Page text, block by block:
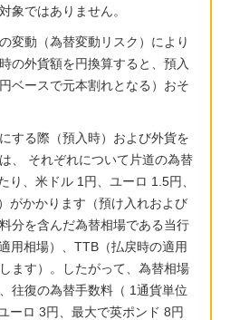
象ではありません。
変動（為替変動リスク）により
の外貨額を円換算すると、預入
ベースで元本割れとなる）おそ
する際（預入時）および外貨を
、 それぞれについて片道の為替
り、米ドル 1円、ユーロ 1.5円、
がかかります（預け入れおよび
分を含んだ為替相場である当行
用相場）、TTB（払戻時の適用
ます）。したがって、為替相場
往復の為替手数料（ 1通貨単位
ーロ 3円、最大で英ポンド 8円